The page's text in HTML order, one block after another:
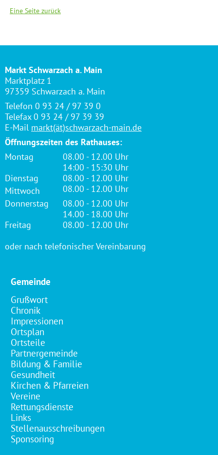
Eine Seite zurück
Markt Schwarzach a. Main
Marktplatz 1
97359 Schwarzach a. Main
Telefon 0 93 24 / 97 39 0
Telefax 0 93 24 / 97 39 39
E-Mail markt(ät)schwarzach-main.de
Öffnungszeiten des Rathauses:
Montag
08.00 - 12.00 Uhr
14:00 - 15:30 Uhr
Dienstag
08.00 - 12.00 Uhr
Mittwoch
08.00 - 12.00 Uhr
Donnerstag
08.00 - 12.00 Uhr
14.00 - 18.00 Uhr
Freitag
08.00 - 12.00 Uhr
oder nach telefonischer Vereinbarung
Gemeinde
Grußwort
Chronik
Impressionen
Ortsplan
Ortsteile
Partnergemeinde
Bildung & Familie
Gesundheit
Kirchen & Pfarreien
Vereine
Rettungsdienste
Links
Stellenausschreibungen
Sponsoring